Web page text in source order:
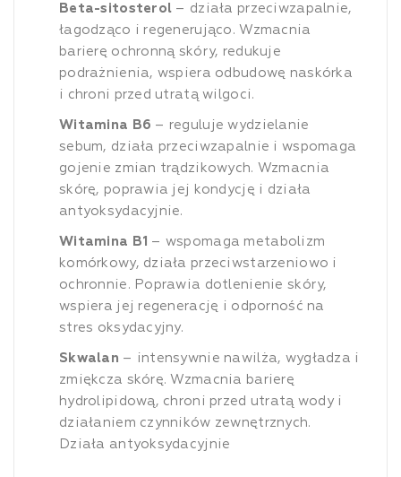
Beta-sitosterol – działa przeciwzapalnie,
łagodząco i regenerująco. Wzmacnia
barierę ochronną skóry, redukuje
podrażnienia, wspiera odbudowę naskórka
i chroni przed utratą wilgoci.
Witamina B6 – reguluje wydzielanie
sebum, działa przeciwzapalnie i wspomaga
gojenie zmian trądzikowych. Wzmacnia
skórę, poprawia jej kondycję i działa
antyoksydacyjnie.
Witamina B1 – wspomaga metabolizm
komórkowy, działa przeciwstarzeniowo i
ochronnie. Poprawia dotlenienie skóry,
wspiera jej regenerację i odporność na
stres oksydacyjny.
Skwalan – intensywnie nawilża, wygładza i
zmiękcza skórę. Wzmacnia barierę
hydrolipidową, chroni przed utratą wody i
działaniem czynników zewnętrznych.
Działa antyoksydacyjnie